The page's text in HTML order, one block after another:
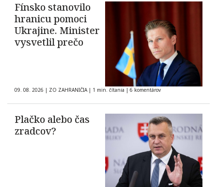
Fínsko stanovilo
hranicu pomoci
Ukrajine. Minister
vysvetlil prečo
09. 08. 2026 | ZO ZAHRANIČIA | 1 min. čítania | 6 komentárov
Plačko alebo čas
zradcov?